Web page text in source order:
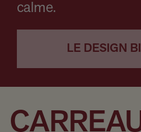
calme.
LE DESIGN